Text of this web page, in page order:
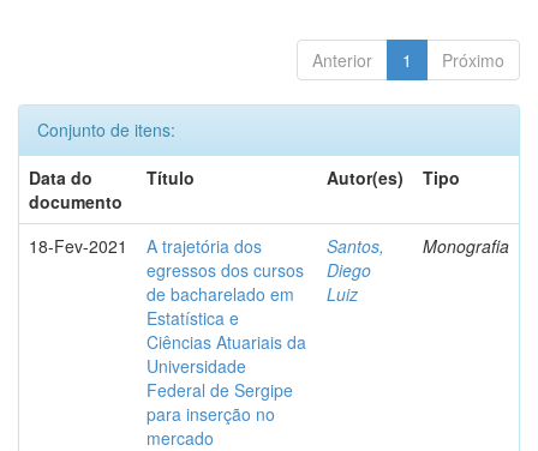
Anterior 1 Próximo
Conjunto de itens:
Data do
documento
Título Autor(es) Tipo
18-Fev-2021
A trajetória dos
egressos dos cursos
de bacharelado em
Estatística e
Ciências Atuariais da
Universidade
Federal de Sergipe
para inserção no
mercado
Santos,
Diego
Luiz
Monografia